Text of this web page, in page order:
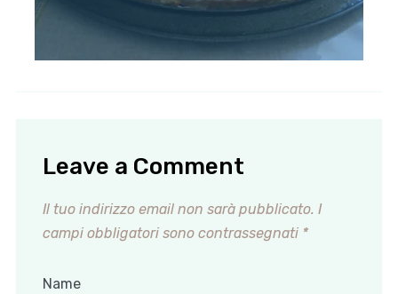
Leave a Comment
Il tuo indirizzo email non sarà pubblicato. I
campi obbligatori sono contrassegnati *
Name